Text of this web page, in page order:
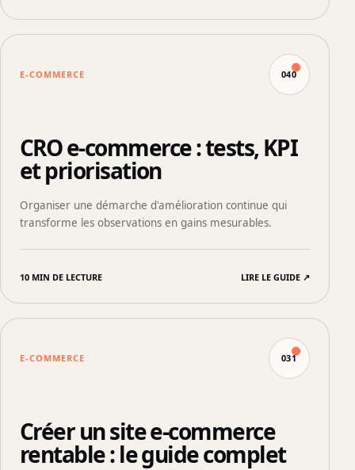
E-COMMERCE 040
CRO e-commerce : tests, KPI
et priorisation
Organiser une démarche d'amélioration continue qui
transforme les observations en gains mesurables.
10 MIN DE LECTURE LIRE LE GUIDE ↗
E-COMMERCE 031
Créer un site e-commerce
rentable : le guide complet